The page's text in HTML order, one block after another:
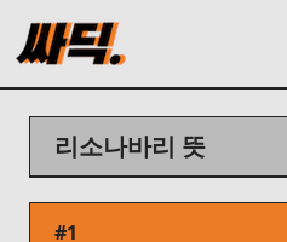
리소나바리 뜻
#1